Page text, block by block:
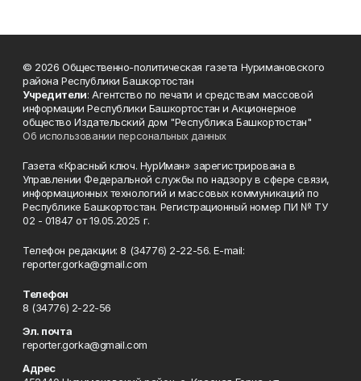
© 2026 Общественно-политическая газета Нуримановского
района Республики Башкортостан
Учредители: Агентство по печати и средствам массовой
информации Республики Башкортостан и Акционерное
общество Издательский дом "Республика Башкортостан"
Об использовании персональных данных
Газета «Красный ключ. НурИман» зарегистрирована в
Управлении Федеральной службы по надзору в сфере связи,
информационных технологий и массовых коммуникаций по
Республике Башкортостан. Регистрационный номер ПИ № ТУ
02 - 01847 от 19.05.2025 г.
Телефон редакции: 8 (34776) 2-22-56. E-mail:
reporter.gorka@gmail.com
Телефон
8 (34776) 2-22-56
Эл. почта
reporter.gorka@gmail.com
Адрес